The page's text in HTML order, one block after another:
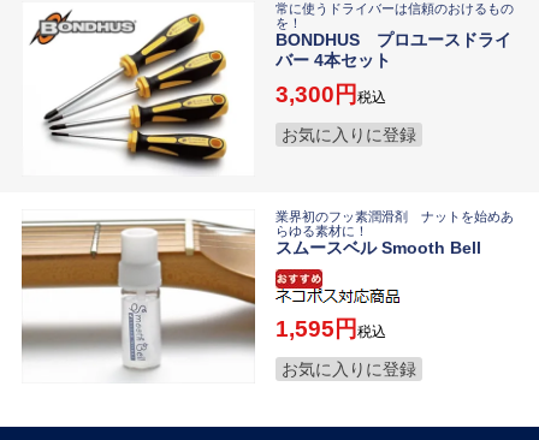
常に使うドライバーは信頼のおけるもの
を！
BONDHUS プロユースドライ
バー 4本セット
3,300 税込
お気に入りに登録
業界初のフッ素潤滑剤 ナットを始めあ
らゆる素材に！
スムースベル Smooth Bell
1,595 税込
お気に入りに登録